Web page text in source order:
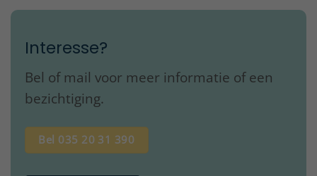
Interesse?
Bel of mail voor meer informatie of een
bezichtiging.
Bel 035 20 31 390